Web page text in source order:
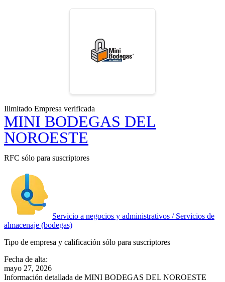
Ilimitado Empresa verificada
MINI BODEGAS DEL
NOROESTE
RFC sólo para suscriptores
Servicio a negocios y administrativos / Servicios de
almacenaje (bodegas)
Tipo de empresa y calificación sólo para suscriptores
Fecha de alta:
mayo 27, 2026
Información detallada de MINI BODEGAS DEL NOROESTE